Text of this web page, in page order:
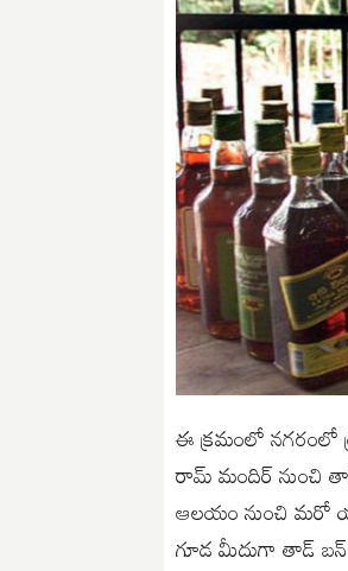
ఈ క్రమంలో నగరంలో
రామ్ మందిర్ నుంచి
ఆలయం నుంచి మరో
గూడ మీదుగా తాడ్